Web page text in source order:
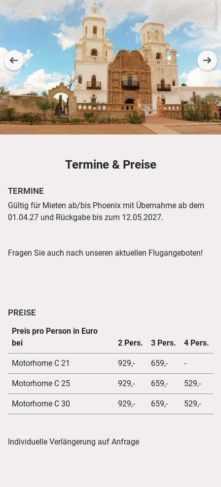
© Nicole Haarmann
Termine & Preise
TERMINE
Gültig für Mieten ab/bis Phoenix mit Übernahme ab dem
01.04.27 und Rückgabe bis zum 12.05.2027.
Fragen Sie auch nach unseren aktuellen Flugangeboten!
PREISE
Preis pro Person in Euro
bei
2 Pers. 3 Pers. 4 Pers.
Motorhome C 21 929,- 659,- -
Motorhome C 25 929,- 659,- 529,-
Motorhome C 30 929,- 659,- 529,-
Individuelle Verlängerung auf Anfrage